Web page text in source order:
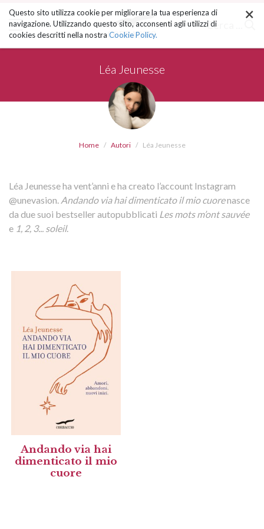
ai
contenuti.
|
Salta
Cerca ... ×
Questo sito utilizza cookie per migliorare la tua esperienza di
navigazione. Utilizzando questo sito, acconsenti agli utilizzi di
cookies descritti nella nostra Cookie Policy.
Léa Jeunesse
Home Autori Léa Jeunesse
Léa Jeunesse ha vent’anni e ha creato l’account Instagram
@unevasion. Andando via hai dimenticato il mio cuorenasce
da due suoi bestseller autopubblicati Les mots m’ont sauvée
e 1, 2, 3... soleil.
Andando via hai
dimenticato il mio
cuore